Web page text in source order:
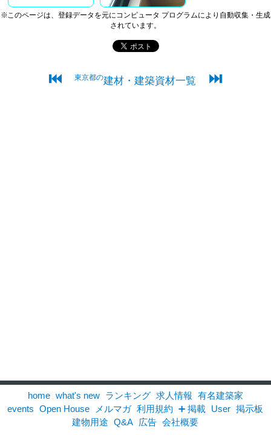
※このページは、登録データを元にコンピュータ プログラムにより自動収集・生成
されています。
⏮ 東京都の建材・建築資材一覧 ⏭
home what's new ランキング 求人情報 有名建築家
events
Open House メルマガ 利用規約 ➕ 掲載 User 掲示板
建物用途
Q&A 広告 会社概要